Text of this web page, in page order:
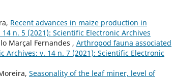
Recent advances in maize production in
n. 5 (2021): Scientific Electronic Archives
Marçal Fernandes , Arthropod fauna associated
Archives: v. 14 n. 7 (2021): Scientific Electronic
Seasonality of the leaf miner, level of